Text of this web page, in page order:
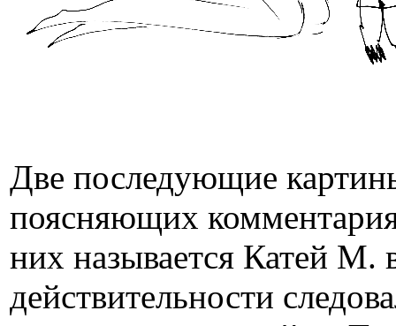
Две последующие
поясняющих
них называется Катей М.
действительности